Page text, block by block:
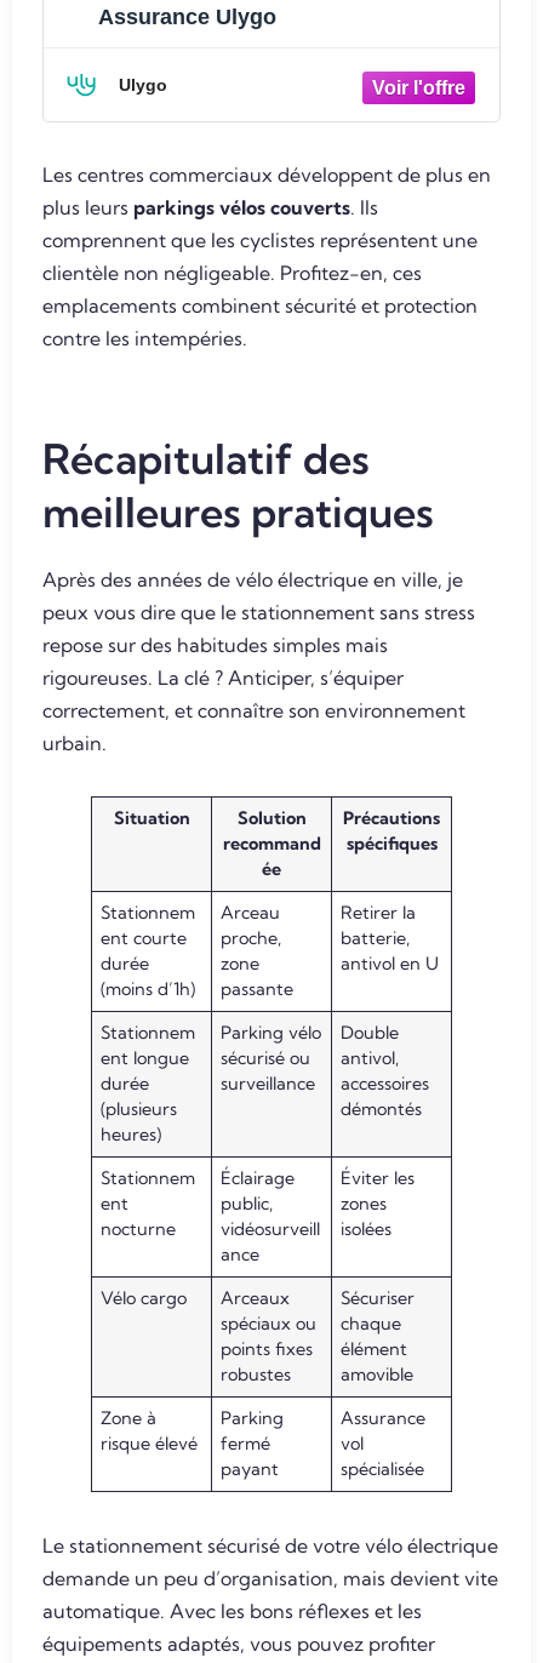
Assurance Ulygo
Ulygo
Les centres commerciaux développent de plus en
plus leurs parkings vélos couverts. Ils
comprennent que les cyclistes représentent une
clientèle non négligeable. Profitez-en, ces
emplacements combinent sécurité et protection
contre les intempéries.
Récapitulatif des
meilleures pratiques
Après des années de vélo électrique en ville, je
peux vous dire que le stationnement sans stress
repose sur des habitudes simples mais
rigoureuses. La clé ? Anticiper, s’équiper
correctement, et connaître son environnement
urbain.
Situation
Solution
recommand
ée
Précautions
spécifiques
Stationnem
ent courte
durée
(moins d’1h)
Arceau
proche,
zone
passante
Retirer la
batterie,
antivol en U
Stationnem
ent longue
durée
(plusieurs
heures)
Parking vélo
sécurisé ou
surveillance
Double
antivol,
accessoires
démontés
Stationnem
ent
nocturne
Éclairage
public,
vidéosurveill
ance
Éviter les
zones
isolées
Vélo cargo
Arceaux
spéciaux ou
points fixes
robustes
Sécuriser
chaque
élément
amovible
Zone à
risque élevé
Parking
fermé
payant
Assurance
vol
spécialisée
Le stationnement sécurisé de votre vélo électrique
demande un peu d’organisation, mais devient vite
automatique. Avec les bons réflexes et les
équipements adaptés, vous pouvez profiter